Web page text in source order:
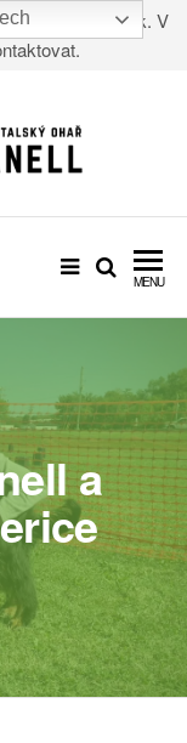
chlapeček. V
MENU
a